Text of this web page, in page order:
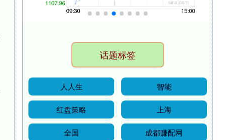
话题标签
人人生 智能
红盘策略 上海
全国 成都赚配网